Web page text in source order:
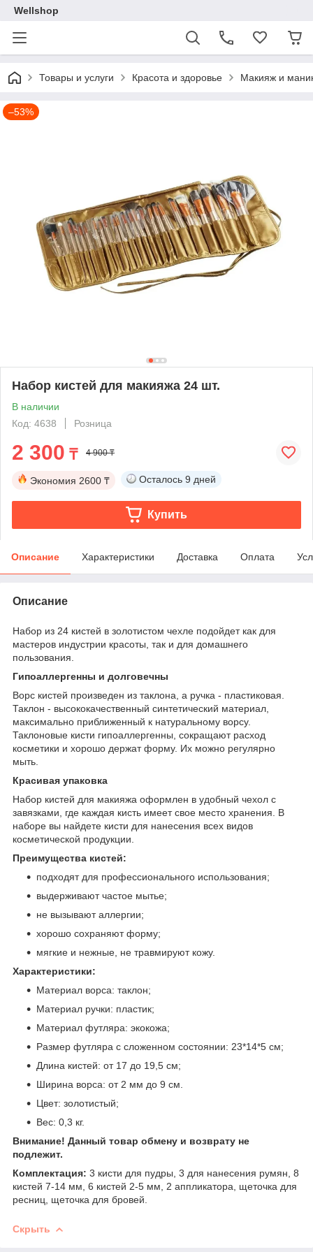
Wellshop
Товары и услуги Красота и здоровье Макияж и
–53%
Набор кистей для макияжа 24 шт.
В наличии
Код: 4638
Розница
2 300 ₸ 4 900 ₸
Экономия 2600 ₸ Осталось 9 дней
Купить
Описание Характеристики Доставка Оплата
Описание
Набор из 24 кистей в золотистом чехле подойдет как для
мастеров индустрии красоты, так и для домашнего
пользования.
Гипоаллергенны и долговечны
Ворс кистей произведен из таклона, а ручка - пластиковая.
Таклон - высококачественный синтетический материал,
максимально приближенный к натуральному ворсу.
Таклоновые кисти гипоаллергенны, сокращают расход
косметики и хорошо держат форму. Их можно регулярно
мыть.
Красивая упаковка
Набор кистей для макияжа оформлен в удобный чехол с
завязками, где каждая кисть имеет свое место хранения. В
наборе вы найдете кисти для нанесения всех видов
косметической продукции.
Преимущества кистей:
подходят для профессионального использования;
выдерживают частое мытье;
не вызывают аллергии;
хорошо сохраняют форму;
мягкие и нежные, не травмируют кожу.
Характеристики:
Материал ворса: таклон;
Материал ручки: пластик;
Материал футляра: экокожа;
Размер футляра с сложенном состоянии: 23*14*5 см;
Длина кистей: от 17 до 19,5 см;
Ширина ворса: от 2 мм до 9 см.
Цвет: золотистый;
Вес: 0,3 кг.
Внимание! Данный товар обмену и возврату не
подлежит.
Комплектация: 3 кисти для пудры, 3 для нанесения румян, 8
кистей 7-14 мм, 6 кистей 2-5 мм, 2 аппликатора, щеточка для
ресниц, щеточка для бровей.
Скрыть